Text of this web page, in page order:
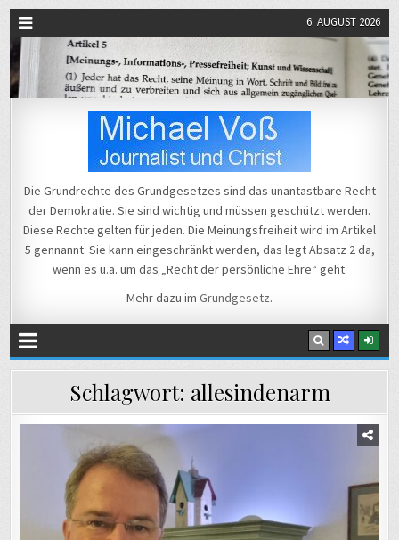
6. AUGUST 2026
Michael Voß
Die Grundrechte des Grundgesetzes sind das unantastbare Recht
der Demokratie. Sie sind wichtig und müssen geschützt werden.
Diese Rechte gelten für jeden. Die Meinungsfreiheit wird im Artikel
5 gennannt. Sie kann eingeschränkt werden, das legt Absatz 2 da,
wenn es u.a. um das „Recht der persönliche Ehre“ geht.
Mehr dazu im Grundgesetz.
Schlagwort: allesindenarm